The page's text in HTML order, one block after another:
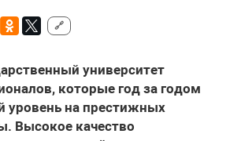
🔗
университет
которые год за годом
уровень на престижных
Высокое качество